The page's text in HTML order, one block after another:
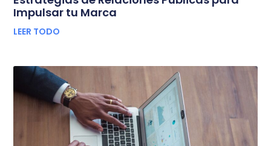
Impulsar tu Marca
LEER TODO